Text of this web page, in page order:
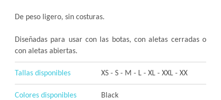
De peso ligero, sin costuras.
Diseñadas para usar con las botas, con aletas cerradas o
con aletas abiertas.
Tallas disponibles XS - S - M - L - XL - XXL - XX
Colores disponibles Black